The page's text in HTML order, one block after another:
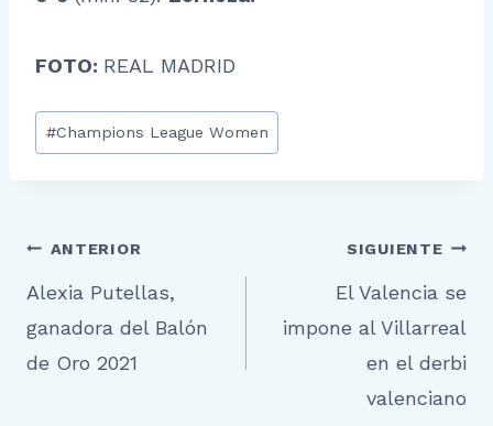
FOTO: REAL MADRID
Etiquetas
de
#Champions League Women
Navegación
de
entradas
ANTERIOR
Alexia Putellas,
ganadora del Balón
de Oro 2021
SIGUIENTE
El Valencia se
impone al Villarreal
en el derbi
valenciano